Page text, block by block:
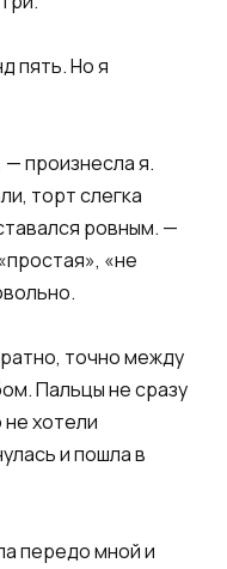
пять. Но я
произнесла я.
торт слегка
ровным. —
«не
точно между
Пальцы не сразу
хотели
и пошла в
передо мной и